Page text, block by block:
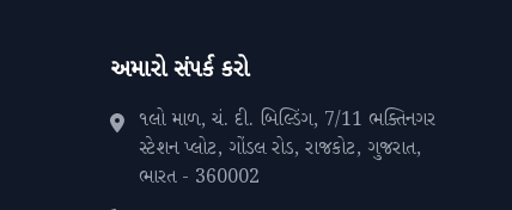
અમારો સંપર્ક કરો
૧લો માળ, ચં. દી. બિલ્ડિંગ, 7/11 ભક્તિનગર
સ્ટેશન પ્લોટ, ગોંડલ રોડ, રાજકોટ, ગુજરાત,
ભારત - 360002